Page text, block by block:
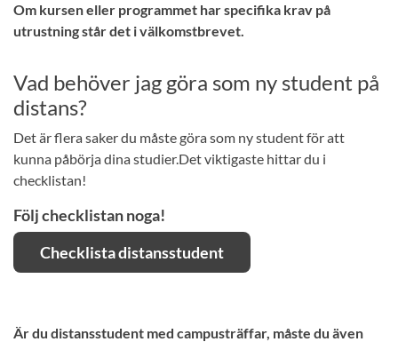
Om kursen eller programmet har specifika krav på
utrustning står det i välkomstbrevet.
Vad behöver jag göra som ny student på
distans?
Det är flera saker du måste göra som ny student för att
kunna påbörja dina studier.Det viktigaste hittar du i
checklistan!
Följ checklistan noga!
Checklista distansstudent
Är du distansstudent med campusträffar, måste du även